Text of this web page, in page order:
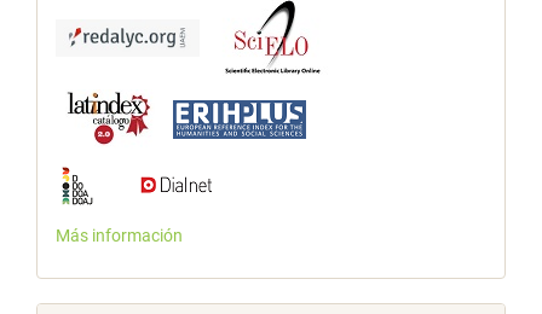
Más información